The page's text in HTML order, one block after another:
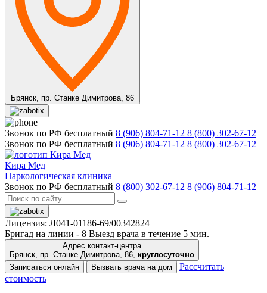
Брянск, пр. Станке Димитрова, 86
Звонок по РФ бесплатный 8 (906) 804-71-12 8 (800) 302-67-12
Звонок по РФ бесплатный 8 (906) 804-71-12 8 (800) 302-67-12
Кира Мед
Наркологическая клиника
Звонок по РФ бесплатный 8 (800) 302-67-12 8 (906) 804-71-12
Лицензия: Л041-01186-69/00342824
Бригад на линии - 8 Выезд врача в течение 5 мин.
Адрес контакт-центра
Брянск, пр. Станке Димитрова, 86, круглосуточно
Записаться онлайн
Вызвать врача на дом
Рассчитать
стоимость